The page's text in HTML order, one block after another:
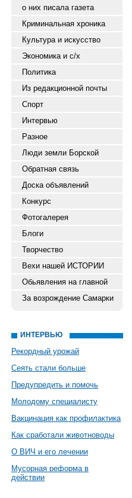
о них писала газета
Криминальная хроника
Культура и искусство
Экономика и с/х
Политика
Из редакционной почты
Спорт
Интервью
Разное
Люди земли Борской
Обратная связь
Доска объявлений
Конкурс
Фотогалерея
Блоги
Творчество
Вехи нашей ИСТОРИИ
Обьявления на главной
За возрождение Самарки
ИНТЕРВЬЮ
Рекордный урожай
Сеять стали больше
Предупредить и помочь
Молодому специалисту
Вакцинация как профилактика
Как сработали животноводы
О ВИЧ и его лечении
Мусорная реформа в
действии